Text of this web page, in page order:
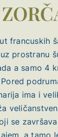
francuskih
prostranu
a samo 4
ima i
se